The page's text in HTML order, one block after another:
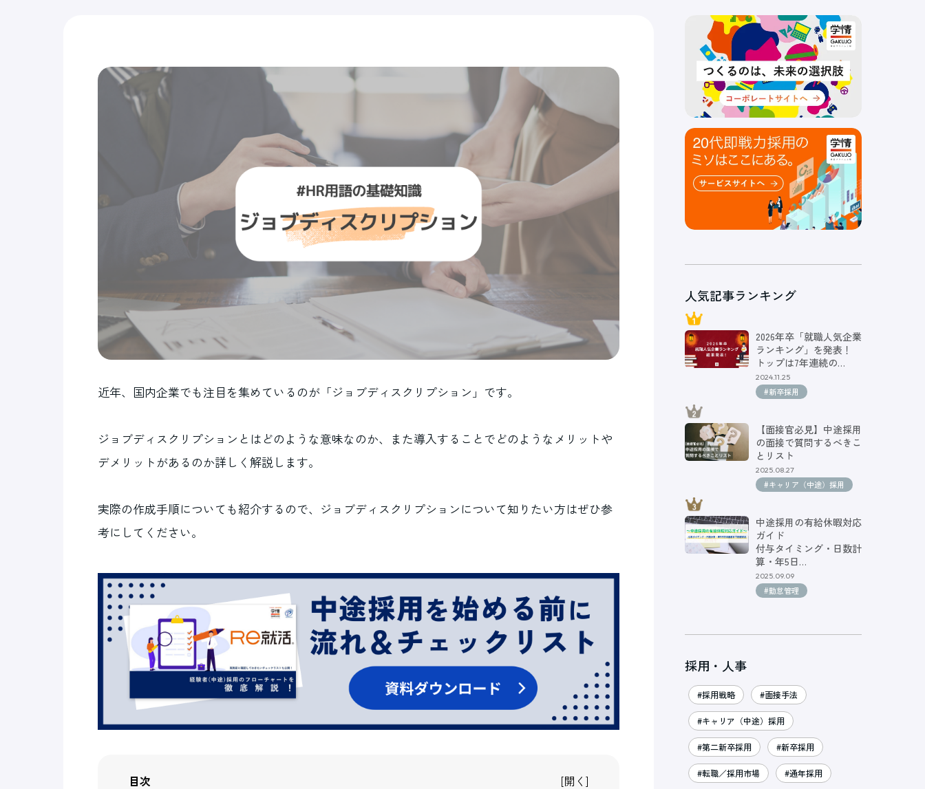
近年、国内企業でも注目を集めているのが「ジョブディスクリプション」です。
ジョブディスクリプションとはどのような意味なのか、また導入することでどのようなメリットや
デメリットがあるのか詳しく解説します。
実際の作成手順についても紹介するので、ジョブディスクリプションについて知りたい方はぜひ参
考にしてください。
目次
人気記事ランキング
2026年卒「就職人気企業
ランキング」を発表！
トップは7年連続の…
2024.11.25
#新卒採用
【面接官必見】中途採用
の面接で質問するべきこ
とリスト
2025.08.27
#キャリア（中途）採用
中途採用の有給休暇対応
ガイド
付与タイミング・日数計
算・年5日…
2025.09.09
#勤怠管理
採用・人事
#採用戦略 #面接手法
#キャリア（中途）採用
#第二新卒採用 #新卒採用
#転職／採用市場 #通年採用